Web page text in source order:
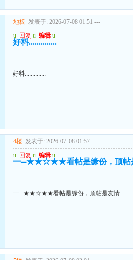
地板 发表于: 2026-07-08 01:51 ---
u 回复 u 编辑 u
好料..............
好料..............
4楼 发表于: 2026-07-08 01:57 ---
u 回复 u 编辑 u
━═★★☆★★看帖是缘份，顶帖
━═★★☆★★看帖是缘份，顶帖是友情